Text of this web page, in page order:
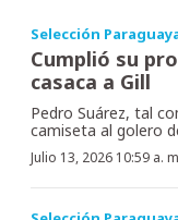
Selección
Cumplió su
casaca a Gill
Pedro Suárez, tal
camiseta al golero
Julio 13, 2026 10:59 a.